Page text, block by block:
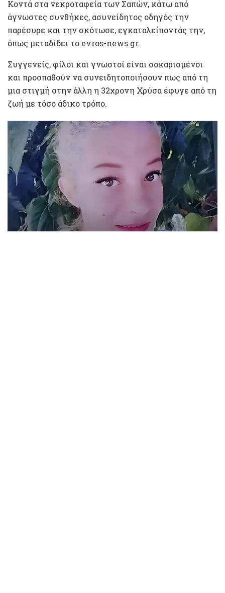
Κοντά στα νεκροταφεία των Σαπών, κάτω από
άγνωστες συνθήκες, ασυνείδητος οδηγός την
παρέσυρε και την σκότωσε, εγκαταλείποντάς την,
όπως μεταδίδει το evros-news.gr.
Συγγενείς, φίλοι και γνωστοί είναι σοκαρισμένοι
και προσπαθούν να συνειδητοποιήσουν πως από τη
μια στιγμή στην άλλη η 32χρονη Χρύσα έφυγε από τη
ζωή με τόσο άδικο τρόπο.